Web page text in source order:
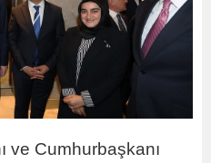
ve Cumhurbaşkanı